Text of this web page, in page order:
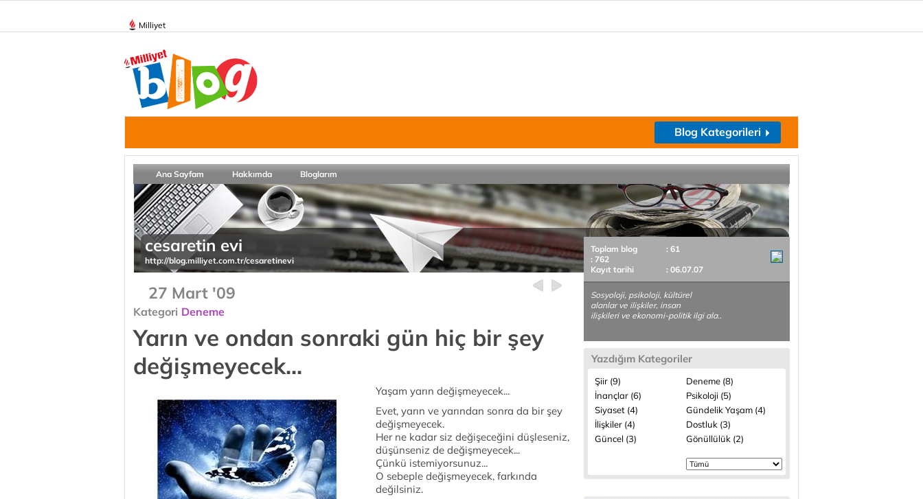
Milliyet
Blog Kategorileri
Ana Sayfam Hakkımda Bloglarım
cesaretin evi
http://blog.milliyet.com.tr/cesaretinevi
27 Mart '09
Kategori Deneme
Yarın ve ondan sonraki gün hiç bir şey
değişmeyecek...
Yaşam yarın değişmeyecek...
Evet, yarın ve yarından sonra da bir şey
değişmeyecek.
Her ne kadar siz değişeceğini düşleseniz,
düşünseniz de değişmeyecek...
Çünkü istemiyorsunuz...
O sebeple değişmeyecek, farkında
değilsiniz.
Toplam blog
: 61
: 762
Kayıt tarihi
: 06.07.07
Sosyoloji, psikoloji, kültürel
alanlar ve ilişkiler, insan
ilişkileri ve ekonomi-politik ilgi ala..
Yazdığım Kategoriler
Şiir (9)
Deneme (8)
İnançlar (6)
Psikoloji (5)
Siyaset (4)
Gündelik Yaşam (4)
İlişkiler (4)
Dostluk (3)
Güncel (3)
Gönüllülük (2)